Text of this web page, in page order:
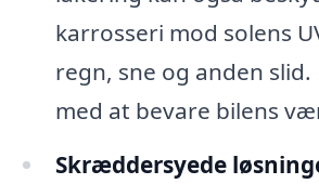
karrosseri mod solens
regn, sne og anden
med at bevare bilens
Skræddersyede